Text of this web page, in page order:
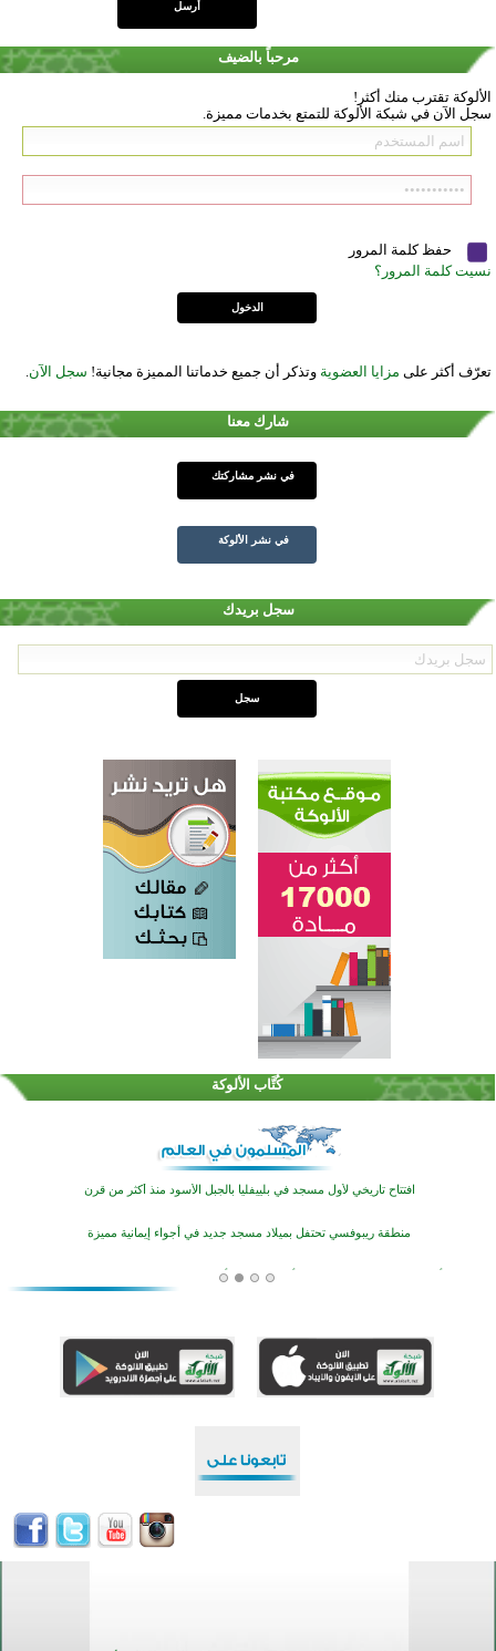
مرحباً بالضيف
الألوكة تقترب منك أكثر!
سجل الآن في شبكة الألوكة للتمتع بخدمات مميزة.
حفظ كلمة المرور
نسيت كلمة المرور؟
تعرّف أكثر على مزايا العضوية وتذكر أن جميع خدماتنا المميزة مجانية! سجل الآن
شارك معنا
في نشر مشاركتك
في نشر الألوكة
سجل بريدك
كُتَّاب الألوكة
اختتام الدورة التاسعة لمسابقة حفظ وتلاوة القرآن الكريم في أزناكاييف
تيسليتش تختتم برنامجا تعليميا لتعزيز القيم وبناء الشخصية للشباب المسلمين
اختتام منافسات قرآنية متميزة في بنغلاديش بمشاركة 3000 متسابق
افتتاح تاريخي لأول مسجد في بلييفليا بالجبل الأسود منذ أكثر من قرن
منطقة ريبوفسي تحتفل بميلاد مسجد جديد في أجواء إيمانية مميزة
أكبر مشروع إسلامي في ريف أستراليا يفتتح أبوابه بعد سنوات من العمل والعطاء
اختتام الدورة التاسعة لمسابقة حفظ وتلاوة القرآن الكريم في أزناكاييف